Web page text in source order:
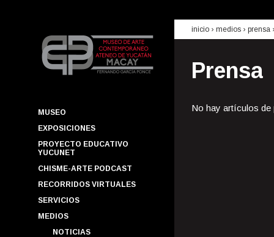
MUSEO
EXPOSICIONES
PROYECTO EDUCATIVO
YUCUNET
CHISME-ARTE PODCAST
RECORRIDOS VIRTUALES
SERVICIOS
MEDIOS
NOTICIAS
inicio › medios › prensa
Prensa
No hay artículos de